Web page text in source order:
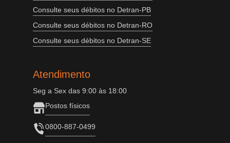
Consulte seus débitos no Detran-PB
Consulte seus débitos no Detran-RO
Consulte seus débitos no Detran-SE
Atendimento
Seg a Sex das 9:00 às 18:00
Postos físicos
0800-887-0499